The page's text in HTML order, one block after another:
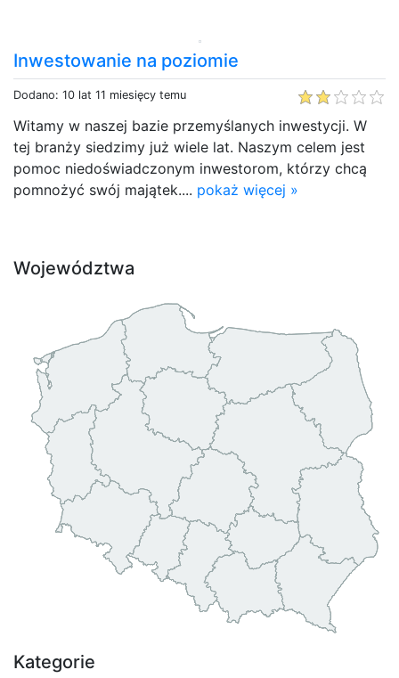
Inwestowanie na poziomie
Dodano: 10 lat 11 miesięcy temu
Witamy w naszej bazie przemyślanych inwestycji. W
tej branży siedzimy już wiele lat. Naszym celem jest
pomoc niedoświadczonym inwestorom, którzy chcą
pomnożyć swój majątek.... pokaż więcej »
Województwa
Kategorie